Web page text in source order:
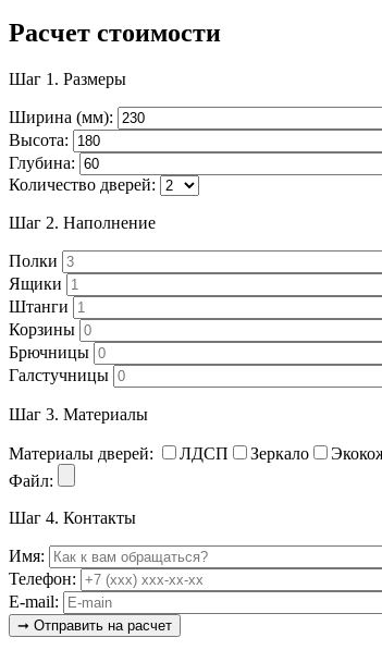
Расчет стоимости
Шаг 1. Размеры
Ширина (мм):
Высота:
Глубина:
Количество дверей:
Шаг 2. Наполнение
Полки
Ящики
Штанги
Корзины
Брючницы
Галстучницы
Шаг 3. Материалы
Материалы дверей: ЛДСП Зеркало
Файл:
Шаг 4. Контакты
Имя:
Телефон:
E-mail: